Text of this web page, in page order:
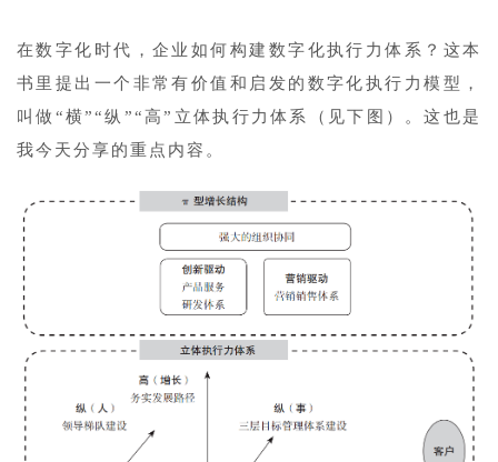
在数字化时代，企业如何构建数字化执行力体系？这本
书里提出一个非常有价值和启发的数字化执行力模型，
叫做“横”“纵”“高”立体执行力体系（见下图）。这也是
我今天分享的重点内容。